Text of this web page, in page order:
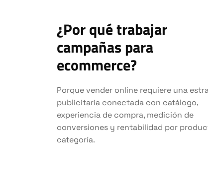
¿Por qué trabajar
campañas para
ecommerce?
Porque vender online requiere una
publicitaria conectada con catálogo,
experiencia de compra, medición de
conversiones y rentabilidad por
categoría.